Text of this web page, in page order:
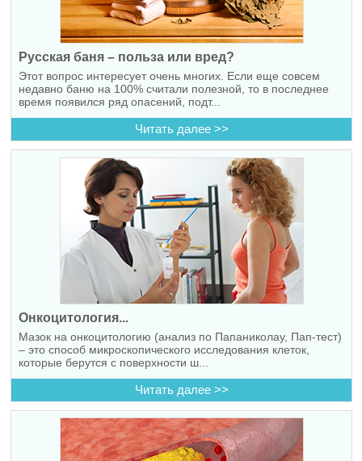
Русская баня – польза или вред?
Этот вопрос интересует очень многих. Если еще совсем
недавно баню на 100% считали полезной, то в последнее
время появился ряд опасений, подт...
Читать далее >>
Онкоцитология...
Мазок на онкоцитологию (анализ по Папаниколау, Пап-тест)
– это способ микроскопического исследования клеток,
которые берутся с поверхности ш...
Читать далее >>